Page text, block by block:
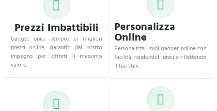
Prezzi Imbattibili
Gadget unici sempre ai migliori
prezzi online, garantiti dal nostro
impegno per offrirti il massimo
valore.
Personalizza
Online
Personalizza i tuoi gadget online con
facilità, rendendoli unici e riflettendo
il tuo stile.